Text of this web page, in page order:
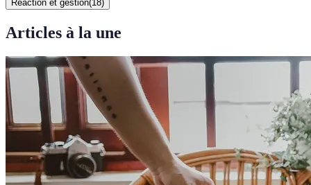
Réaction et gestion(18)
Articles à la une